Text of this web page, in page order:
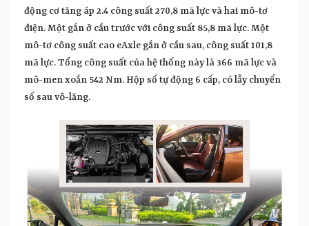
động cơ tăng áp 2.4 công suất 270,8 mã lực và hai mô-tơ
điện. Một gắn ở cầu trước với công suất 85,8 mã lực. Một
mô-tơ công suất cao eAxle gắn ở cầu sau, công suất 101,8
mã lực. Tổng công suất của hệ thống này là 366 mã lực và
mô-men xoắn 542 Nm. Hộp số tự động 6 cấp, có lẫy chuyển
số sau vô-lăng.